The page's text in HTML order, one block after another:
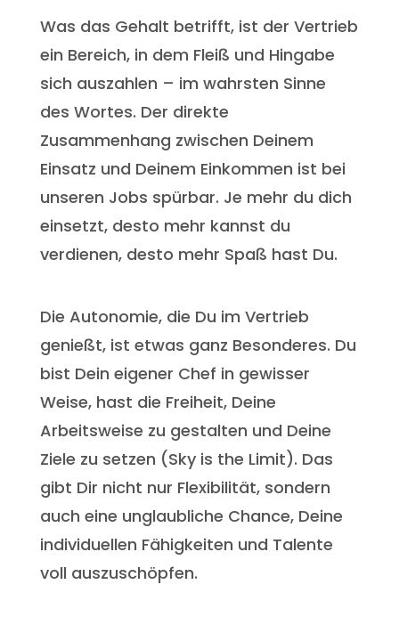
Was das Gehalt betrifft, ist der Vertrieb
ein Bereich, in dem Fleiß und Hingabe
sich auszahlen – im wahrsten Sinne
des Wortes. Der direkte
Zusammenhang zwischen Deinem
Einsatz und Deinem Einkommen ist bei
unseren Jobs spürbar. Je mehr du dich
einsetzt, desto mehr kannst du
verdienen, desto mehr Spaß hast Du.
Die Autonomie, die Du im Vertrieb
genießt, ist etwas ganz Besonderes. Du
bist Dein eigener Chef in gewisser
Weise, hast die Freiheit, Deine
Arbeitsweise zu gestalten und Deine
Ziele zu setzen (Sky is the Limit). Das
gibt Dir nicht nur Flexibilität, sondern
auch eine unglaubliche Chance, Deine
individuellen Fähigkeiten und Talente
voll auszuschöpfen.